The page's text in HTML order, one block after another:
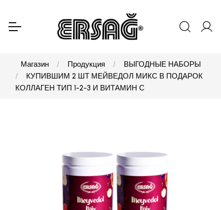
Магазин Продукция
ВЫГОДНЫЕ НАБОРЫ
КУПИВШИМ 2 ШТ МЕЙВЕДОЛ МИКС В ПОДАРОК
КОЛЛАГЕН ТИП 1-2-3 И ВИТАМИН С